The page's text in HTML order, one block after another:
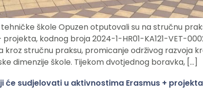
škole Opuzen otputovali su na stručnu
kodnog broja 2024-1-HR01-KA121-VET-
kroz stručnu praksu, promicanje održivog razvoja
dimenzije škole. Tijekom dvotjednog boravka, […]
će sudjelovati u aktivnostima Erasmus + projekta